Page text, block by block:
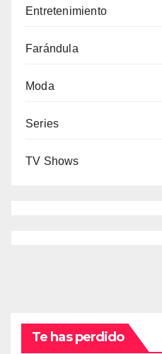
Entretenimiento
Farándula
Moda
Series
TV Shows
Te has perdido